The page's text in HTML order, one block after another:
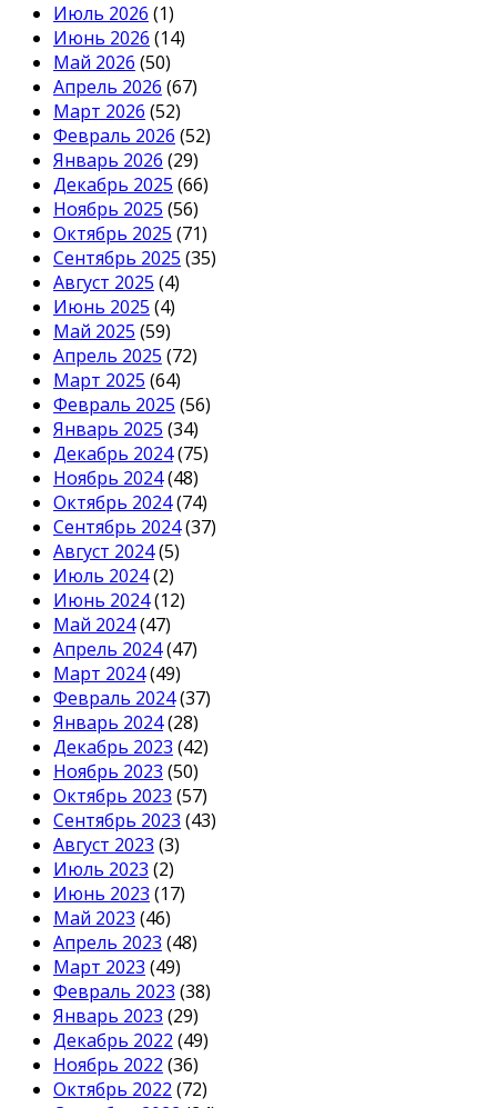
Июль 2026 (1)
Июнь 2026 (14)
Май 2026 (50)
Апрель 2026 (67)
Март 2026 (52)
Февраль 2026 (52)
Январь 2026 (29)
Декабрь 2025 (66)
Ноябрь 2025 (56)
Октябрь 2025 (71)
Сентябрь 2025 (35)
Август 2025 (4)
Июнь 2025 (4)
Май 2025 (59)
Апрель 2025 (72)
Март 2025 (64)
Февраль 2025 (56)
Январь 2025 (34)
Декабрь 2024(75)
Ноябрь 2024(48)
Октябрь 2024(74)
Сентябрь 2024(37)
Август 2024(5)
Июль 2024(2)
Июнь 2024(12)
Май 2024(47)
Апрель 2024(47)
Март 2024(49)
Февраль 2024(37)
Январь 2024(28)
Декабрь 2023 (42)
Ноябрь 2023 (50)
Октябрь 2023 (57)
Сентябрь 2023 (43)
Август 2023 (3)
Июль 2023 (2)
Июнь 2023 (17)
Май 2023 (46)
Апрель 2023 (48)
Март 2023 (49)
Февраль 2023 (38)
Январь 2023 (29)
Декабрь 2022 (49)
Ноябрь 2022 (36)
Октябрь 2022 (72)